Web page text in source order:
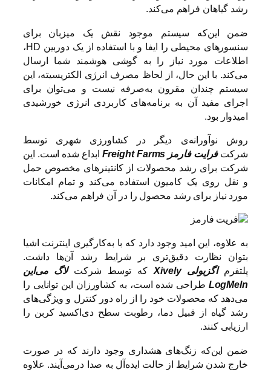
رشد گیاهان فراهم می‌کند.
ضمن این‌که سیستم موجود نقش یک میزبان برای
سنسورهای محیطی را ایفا و با استفاده از یک دوربین HD،
اطلاعات مورد نیاز را به گوشی هوشمند شما ارسال
می‌کند. با این حال، از لحاظ مصرف انرژی الکتریسیته، این
سیستم چندان مقرون به‌صرفه نیست و می‌توان برای
اجرای مفید آن به برنامه‌های کاربردی انرژی خورشیدی
امیدوار بود.
روش نوآورانه‌ی دیگر در کشاورزی شهری توسط
شرکتفرایت فارمز Freight Farms ابداع شده است. این
شرکت برای رشد محصولات از کانتینرهای مخصوص حمل
و نقل روی یک کامیون استفاده می‌کند و تمام امکانات
مورد نیاز برای رشد محصول را در آن فراهم می‌کند.
به علاوه، این امید وجود دارد که با به‌کارگیری اینترنت اشیا
بتوان نظارت دقیق‌تری بر شرایط رشد آن‌ها داشت.
پلتفرماگزیولی Xively که توسط شرکتلاگ می‌این
LogMeIn طراحی شده است، به کشاورزان این توانایی را
می‌دهد که محصولات خود را از راه دور کنترل و ویژگی‌های
رشد گیاه از قبیل دما، رطوبت سطح دی‌اکسید کربن را
ارزیابی کنند.
ضمن این‌که زنگ‌های هشداری وجود دارند که در صورت
خارج شدن شرایط از حالت ایده‌آل به صدا درمی‌آیند. علاوه